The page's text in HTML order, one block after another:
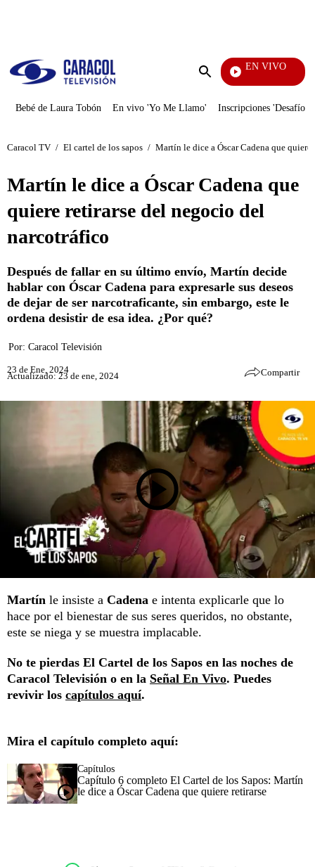
Enviar
EN VIVO
Yo Me Llamo
Bebé de Laura Tobón En vivo 'Yo Me Llamo' Inscripciones 'Desafío'
Caracol TV / El cartel de los sapos / Martín le dice a Óscar Cadena que
Martín le dice a Óscar Cadena que
quiere retirarse del negocio del
narcotráfico
Después de fallar en su último envío, Martín decide
hablar con Óscar Cadena para expresarle sus deseos
de dejar de ser narcotraficante, sin embargo, este le
ordena desistir de esa idea. ¿Por qué?
Por: Caracol Televisión
23 de Ene, 2024
Actualizado: 23 de ene, 2024 Compartir
Martín le insiste a Cadena e intenta explicarle que lo
hace por el bienestar de sus seres queridos, no obstante,
este se niega y se muestra implacable.
No te pierdas El Cartel de los Sapos en las noches de
Caracol Televisión o en la Señal En Vivo. Puedes
revivir los capítulos aquí.
Mira el capítulo completo aquí:
Capítulos
Capítulo 6 completo El Cartel de los Sapos: Martín
le dice a Óscar Cadena que quiere retirarse